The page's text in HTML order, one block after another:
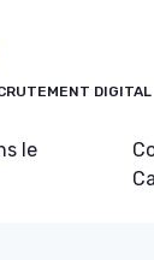
DIGITAL
le